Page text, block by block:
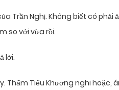
Trần Nghị. Không biết có phải
so với vừa rồi.
lời.
Thẩm Tiểu Khương nghi hoặc,